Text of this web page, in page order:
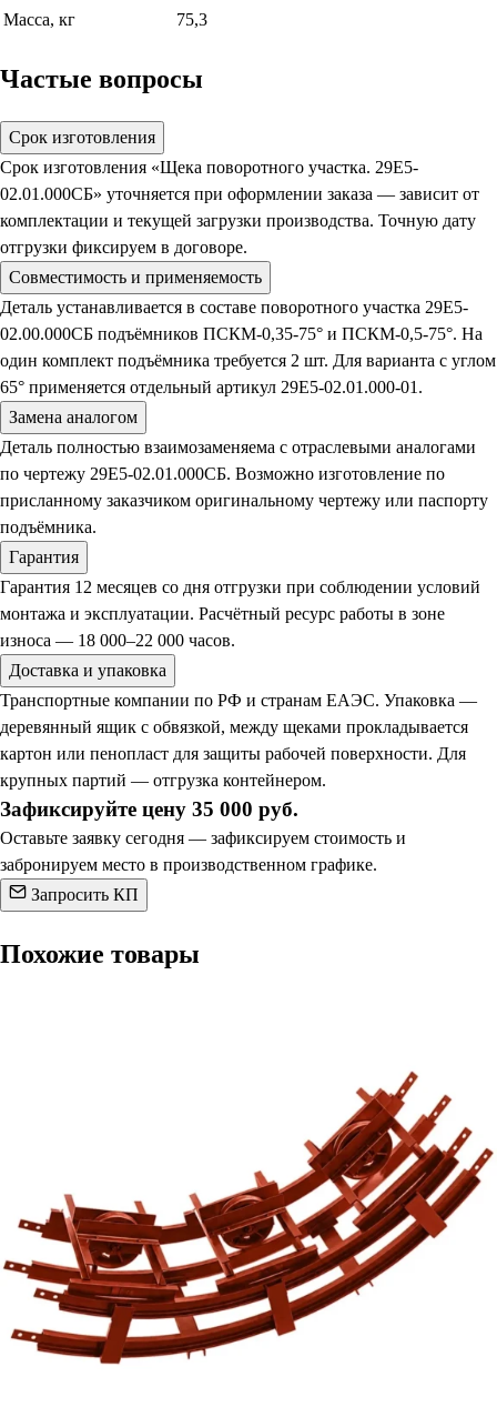
Масса, кг 75,3
Частые вопросы
Срок изготовления
Срок изготовления «Щека поворотного участка. 29Е5-
02.01.000СБ» уточняется при оформлении заказа — зависит от
комплектации и текущей загрузки производства. Точную дату
отгрузки фиксируем в договоре.
Совместимость и применяемость
Деталь устанавливается в составе поворотного участка 29Е5-
02.00.000СБ подъёмников ПСКМ-0,35-75° и ПСКМ-0,5-75°. На
один комплект подъёмника требуется 2 шт. Для варианта с углом
65° применяется отдельный артикул 29Е5-02.01.000-01.
Замена аналогом
Деталь полностью взаимозаменяема с отраслевыми аналогами
по чертежу 29Е5-02.01.000СБ. Возможно изготовление по
присланному заказчиком оригинальному чертежу или паспорту
подъёмника.
Гарантия
Гарантия 12 месяцев со дня отгрузки при соблюдении условий
монтажа и эксплуатации. Расчётный ресурс работы в зоне
износа — 18 000–22 000 часов.
Доставка и упаковка
Транспортные компании по РФ и странам ЕАЭС. Упаковка —
деревянный ящик с обвязкой, между щеками прокладывается
картон или пенопласт для защиты рабочей поверхности. Для
крупных партий — отгрузка контейнером.
Зафиксируйте цену 35 000 руб.
Оставьте заявку сегодня — зафиксируем стоимость и
забронируем место в производственном графике.
Запросить КП
Похожие товары